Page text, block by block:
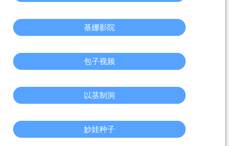
基娜影院
包子视频
以茎制洞
妙娃种子